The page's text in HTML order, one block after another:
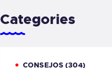
Categories
CONSEJOS (304)